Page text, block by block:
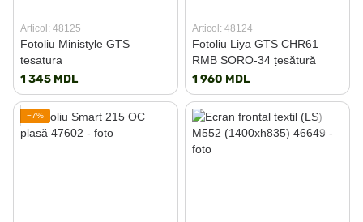
Articol: 48125
Fotoliu Ministyle GTS
tesatura
1 345 MDL
Articol: 48124
Fotoliu Liya GTS CHR61
RMB SORO-34 țesătură
1 960 MDL
−7%